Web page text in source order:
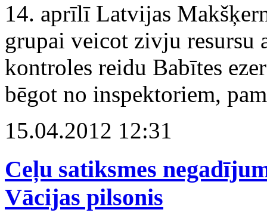
14. aprīlī Latvijas
grupai veicot zivju resursu
kontroles reidu Babītes
bēgot no inspektoriem,
15.04.2012 12:31
Ceļu satiksmes
Vācijas pilsonis